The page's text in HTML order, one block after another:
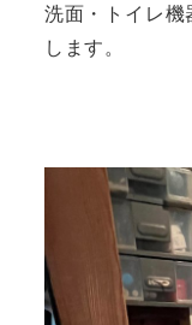
洗面・トイレ機
します。